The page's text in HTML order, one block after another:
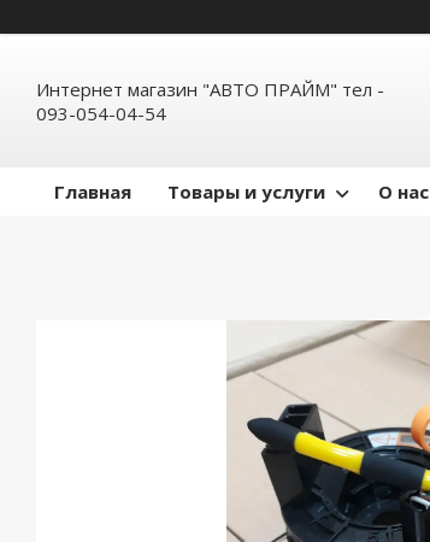
Интернет магазин "АВТО ПРАЙМ" тел -
093-054-04-54
Главная Товары и услуги О нас